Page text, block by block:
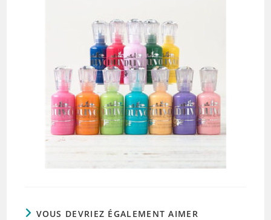
VOUS DEVRIEZ ÉGALEMENT AIMER